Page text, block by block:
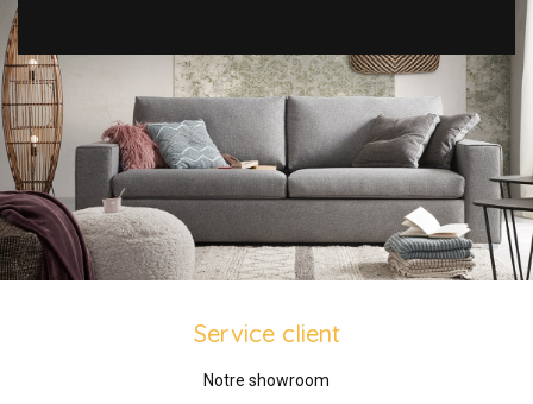
Service client
Notre showroom